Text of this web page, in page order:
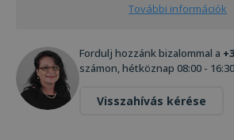
További információk
Fordulj hozzánk bizalommal a
számon, hétköznap 08:00 -
Visszahívás kérése